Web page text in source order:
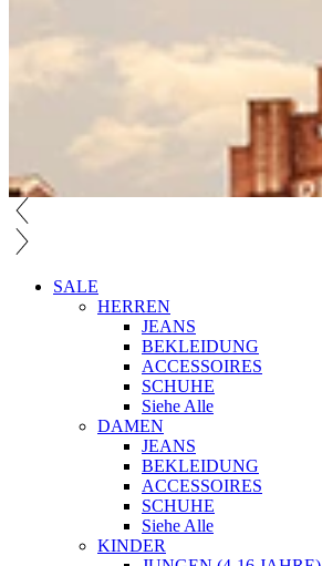
SALE
HERREN
JEANS
BEKLEIDUNG
ACCESSOIRES
SCHUHE
Siehe Alle
DAMEN
JEANS
BEKLEIDUNG
ACCESSOIRES
SCHUHE
Siehe Alle
KINDER